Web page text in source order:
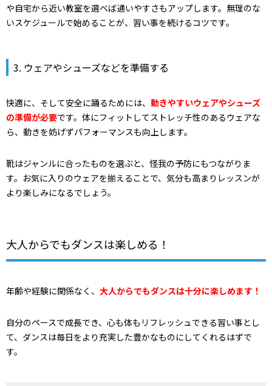
や自宅から近い教室を選べば通いやすさもアップします。無理のな
いスケジュールで始めることが、習い事を続けるコツです。
3. ウェアやシューズなどを準備する
快適に、そして安全に踊るためには、 動きやすいウェアやシューズ
の準備が必要です。体にフィットしてストレッチ性のあるウェアな
ら、動きを妨げずパフォーマンスも向上します。
靴はジャンルに合ったものを選ぶと、怪我の予防にもつながりま
す。お気に入りのウェアを揃えることで、気分も高まりレッスンが
より楽しみになるでしょう。
大人からでもダンスは楽しめる！
年齢や経験に関係なく、 大人からでもダンスは十分に楽しめます！
自分のペースで成長でき、心も体もリフレッシュできる習い事とし
て、ダンスは毎日をより充実した豊かなものにしてくれるはずで
す。